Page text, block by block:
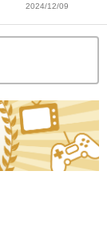
2024/12/09